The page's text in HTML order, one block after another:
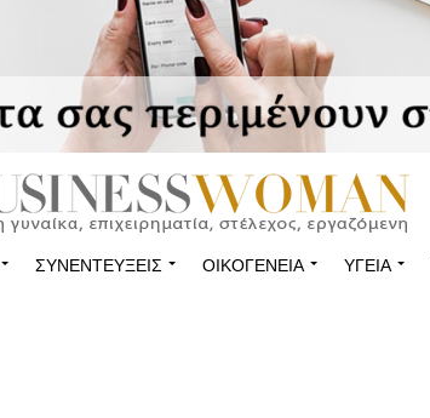
ΣΥΝΕΝΤΕΎΞΕΙΣ ΟΙΚΟΓΈΝΕΙΑ ΥΓΕΊΑ